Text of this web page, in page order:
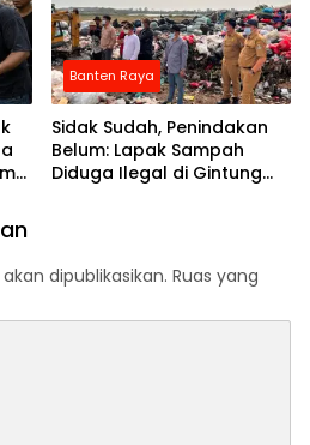
Banten Raya
Sidak Sudah, Penindakan
Belum: Lapak Sampah
Diduga Ilegal di Gintung
dipublikasikan. Ruas yang